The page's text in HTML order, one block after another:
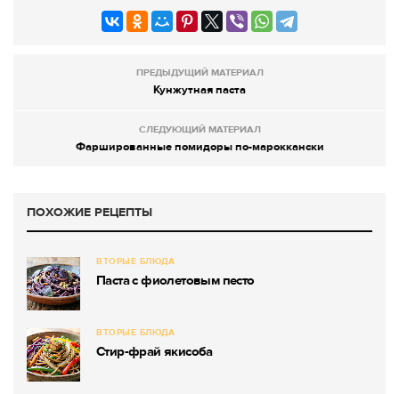
ПРЕДЫДУЩИЙ МАТЕРИАЛ
Кунжутная паста
СЛЕДУЮЩИЙ МАТЕРИАЛ
Фаршированные помидоры по-мароккански
ПОХОЖИЕ РЕЦЕПТЫ
ВТОРЫЕ БЛЮДА
Паста с фиолетовым песто
ВТОРЫЕ БЛЮДА
Стир-фрай якисоба